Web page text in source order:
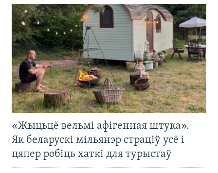
«Жыцьцё вельмі афігенная штука».
Як беларускі мільянэр страціў усё і
цяпер робіць хаткі для турыстаў